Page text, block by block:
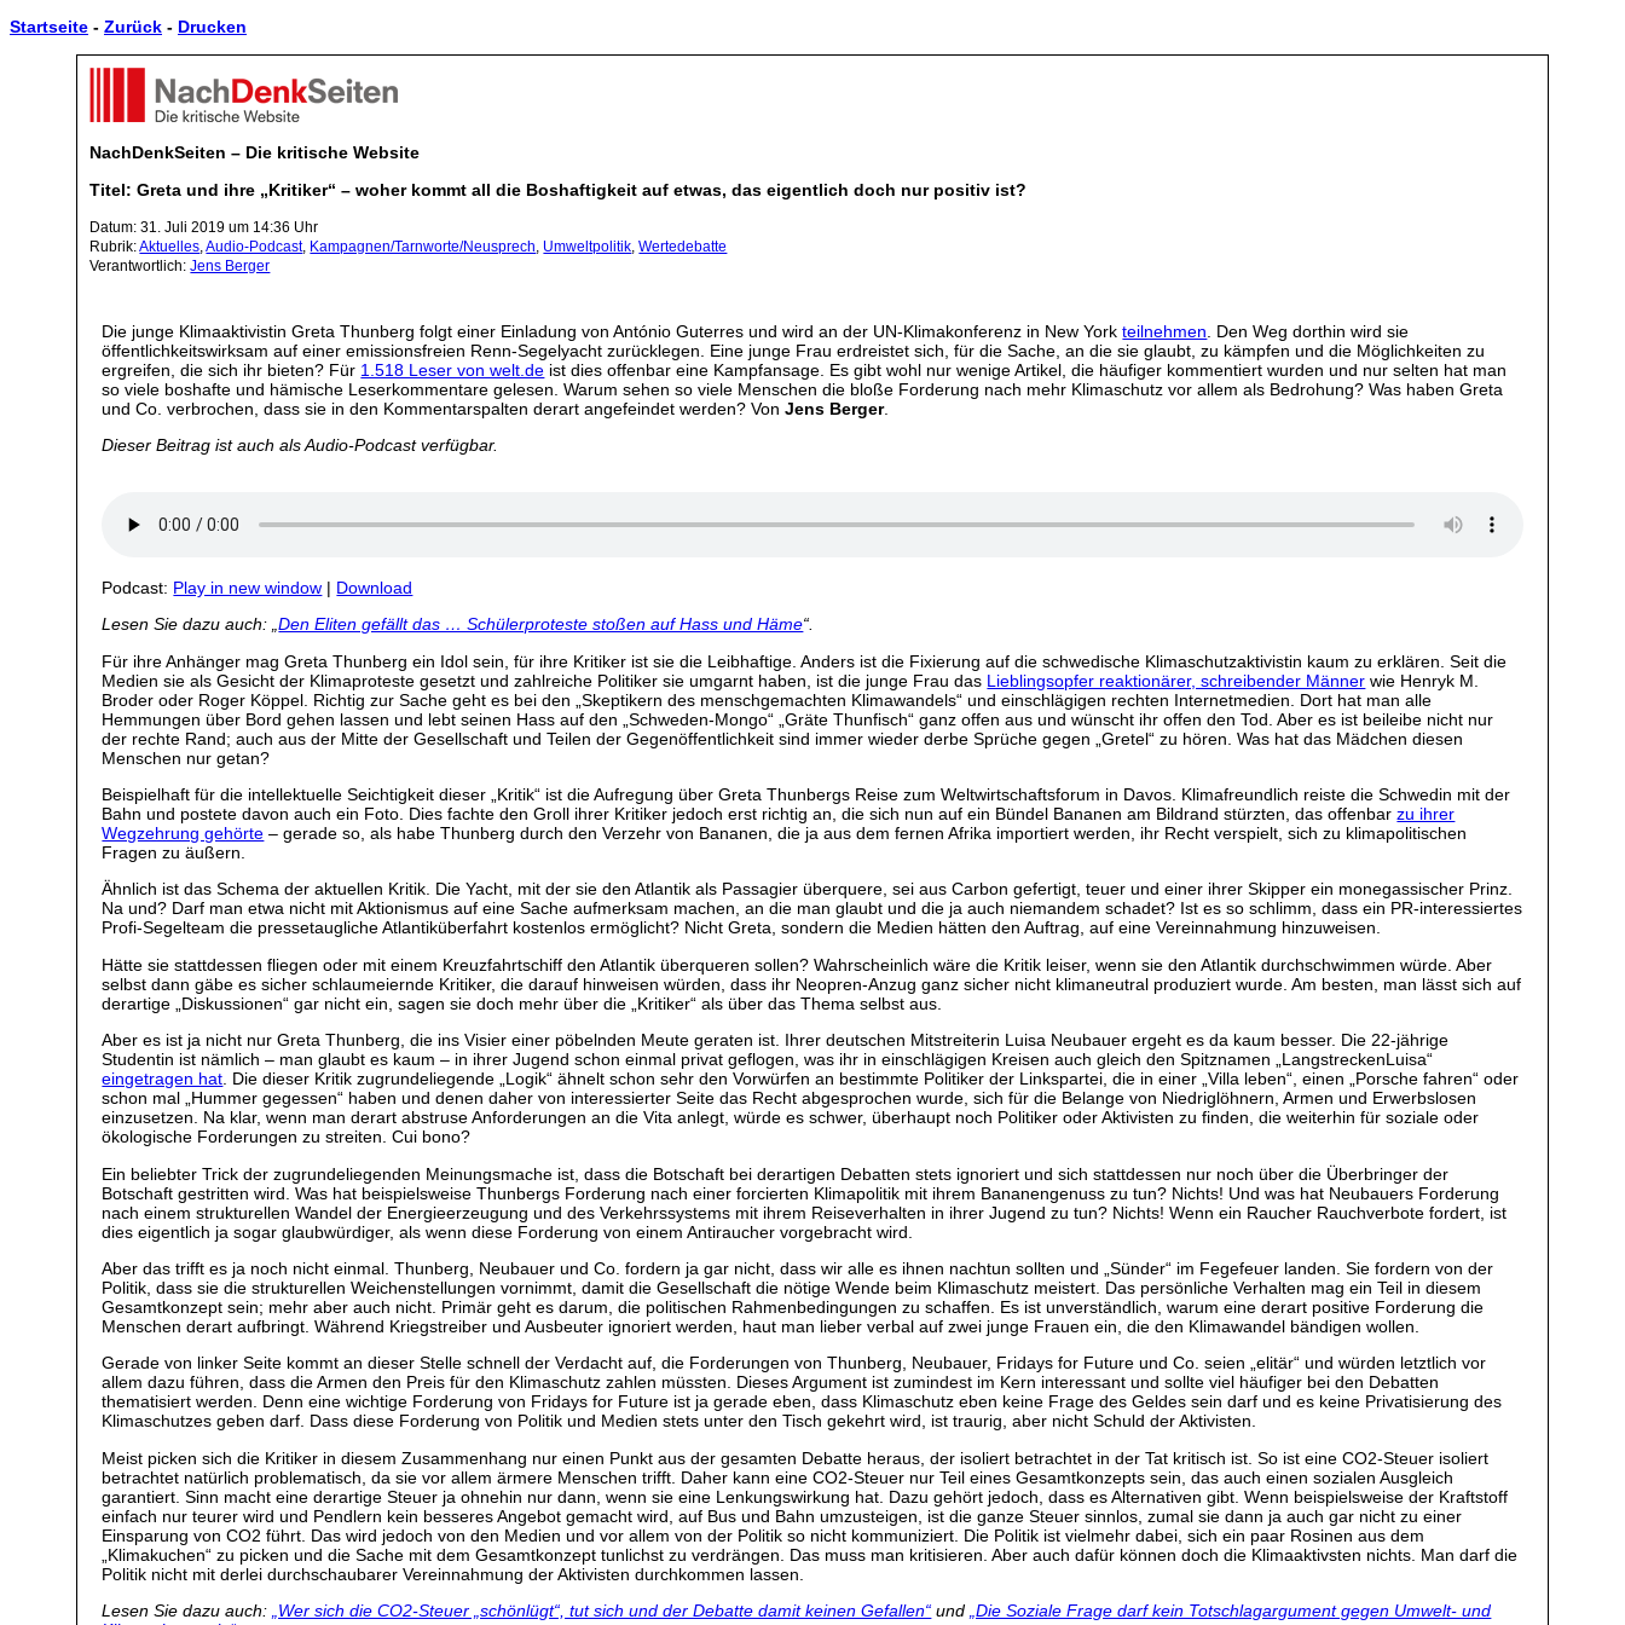
Startseite - Zurück - Drucken
NachDenkSeiten – Die kritische Website
Titel: Greta und ihre „Kritiker“ – woher kommt all die Boshaftigkeit auf etwas, das eigentlich doch nur positiv ist?
Datum: 31. Juli 2019 um 14:36 Uhr
Rubrik:Aktuelles,Audio-Podcast, Kampagnen/Tarnworte/Neusprech, Umweltpolitik,Wertedebatte
Verantwortlich:Jens Berger
Die junge Klimaaktivistin Greta Thunberg folgt einer Einladung von António Guterres und wird an der UN-Klimakonferenz in New Yorkteilnehmen . Den Weg dorthin wird sie
öffentlichkeitswirksam auf einer emissionsfreien Renn-Segelyacht zurücklegen. Eine junge Frau erdreistet sich, für die Sache, an die sie glaubt, zu kämpfen und die Möglichkeiten zu
ergreifen, die sich ihr bieten? Für 1.518 Leser von welt.de ist dies offenbar eine Kampfansage. Es gibt wohl nur wenige Artikel, die häufiger kommentiert wurden und nur selten hat man
so viele boshafte und hämische Leserkommentare gelesen. Warum sehen so viele Menschen die bloße Forderung nach mehr Klimaschutz vor allem als Bedrohung? Was haben Greta
und Co. verbrochen, dass sie in den Kommentarspalten derart angefeindet werden? VonJens Berger.
Dieser Beitrag ist auch als Audio-Podcast verfügbar.
Podcast: Play in new window | Download
Lesen Sie dazu auch: „Den Eliten gefällt das … Schülerproteste stoßen auf Hass und Häme“.
Für ihre Anhänger mag Greta Thunberg ein Idol sein, für ihre Kritiker ist sie die Leibhaftige. Anders ist die Fixierung auf die schwedische Klimaschutzaktivistin kaum zu erklären. Seit die
Medien sie als Gesicht der Klimaproteste gesetzt und zahlreiche Politiker sie umgarnt haben, ist die junge Frau das Lieblingsopfer reaktionärer, schreibender Männer wie Henryk M.
Broder oder Roger Köppel. Richtig zur Sache geht es bei den „Skeptikern des menschgemachten Klimawandels“ und einschlägigen rechten Internetmedien. Dort hat man alle
Hemmungen über Bord gehen lassen und lebt seinen Hass auf den „Schweden-Mongo“ „Gräte Thunfisch“ ganz offen aus und wünscht ihr offen den Tod. Aber es ist beileibe nicht nur
der rechte Rand; auch aus der Mitte der Gesellschaft und Teilen der Gegenöffentlichkeit sind immer wieder derbe Sprüche gegen „Gretel“ zu hören. Was hat das Mädchen diesen
Menschen nur getan?
Beispielhaft für die intellektuelle Seichtigkeit dieser „Kritik“ ist die Aufregung über Greta Thunbergs Reise zum Weltwirtschaftsforum in Davos. Klimafreundlich reiste die Schwedin mit der
Bahn und postete davon auch ein Foto. Dies fachte den Groll ihrer Kritiker jedoch erst richtig an, die sich nun auf ein Bündel Bananen am Bildrand stürzten, das offenbarzu ihrer
Wegzehrung gehörte – gerade so, als habe Thunberg durch den Verzehr von Bananen, die ja aus dem fernen Afrika importiert werden, ihr Recht verspielt, sich zu klimapolitischen
Fragen zu äußern.
Ähnlich ist das Schema der aktuellen Kritik. Die Yacht, mit der sie den Atlantik als Passagier überquere, sei aus Carbon gefertigt, teuer und einer ihrer Skipper ein monegassischer Prinz.
Na und? Darf man etwa nicht mit Aktionismus auf eine Sache aufmerksam machen, an die man glaubt und die ja auch niemandem schadet? Ist es so schlimm, dass ein PR-interessiertes
Profi-Segelteam die pressetaugliche Atlantiküberfahrt kostenlos ermöglicht? Nicht Greta, sondern die Medien hätten den Auftrag, auf eine Vereinnahmung hinzuweisen.
Hätte sie stattdessen fliegen oder mit einem Kreuzfahrtschiff den Atlantik überqueren sollen? Wahrscheinlich wäre die Kritik leiser, wenn sie den Atlantik durchschwimmen würde. Aber
selbst dann gäbe es sicher schlaumeiernde Kritiker, die darauf hinweisen würden, dass ihr Neopren-Anzug ganz sicher nicht klimaneutral produziert wurde. Am besten, man lässt sich auf
derartige „Diskussionen“ gar nicht ein, sagen sie doch mehr über die „Kritiker“ als über das Thema selbst aus.
Aber es ist ja nicht nur Greta Thunberg, die ins Visier einer pöbelnden Meute geraten ist. Ihrer deutschen Mitstreiterin Luisa Neubauer ergeht es da kaum besser. Die 22-jährige
Studentin ist nämlich – man glaubt es kaum – in ihrer Jugend schon einmal privat geflogen, was ihr in einschlägigen Kreisen auch gleich den Spitznamen „LangstreckenLuisa“
eingetragen hat. Die dieser Kritik zugrundeliegende „Logik“ ähnelt schon sehr den Vorwürfen an bestimmte Politiker der Linkspartei, die in einer „Villa leben“, einen „Porsche fahren“ oder
schon mal „Hummer gegessen“ haben und denen daher von interessierter Seite das Recht abgesprochen wurde, sich für die Belange von Niedriglöhnern, Armen und Erwerbslosen
einzusetzen. Na klar, wenn man derart abstruse Anforderungen an die Vita anlegt, würde es schwer, überhaupt noch Politiker oder Aktivisten zu finden, die weiterhin für soziale oder
ökologische Forderungen zu streiten. Cui bono?
Ein beliebter Trick der zugrundeliegenden Meinungsmache ist, dass die Botschaft bei derartigen Debatten stets ignoriert und sich stattdessen nur noch über die Überbringer der
Botschaft gestritten wird. Was hat beispielsweise Thunbergs Forderung nach einer forcierten Klimapolitik mit ihrem Bananengenuss zu tun? Nichts! Und was hat Neubauers Forderung
nach einem strukturellen Wandel der Energieerzeugung und des Verkehrssystems mit ihrem Reiseverhalten in ihrer Jugend zu tun? Nichts! Wenn ein Raucher Rauchverbote fordert, ist
dies eigentlich ja sogar glaubwürdiger, als wenn diese Forderung von einem Antiraucher vorgebracht wird.
Aber das trifft es ja noch nicht einmal. Thunberg, Neubauer und Co. fordern ja gar nicht, dass wir alle es ihnen nachtun sollten und „Sünder“ im Fegefeuer landen. Sie fordern von der
Politik, dass sie die strukturellen Weichenstellungen vornimmt, damit die Gesellschaft die nötige Wende beim Klimaschutz meistert. Das persönliche Verhalten mag ein Teil in diesem
Gesamtkonzept sein; mehr aber auch nicht. Primär geht es darum, die politischen Rahmenbedingungen zu schaffen. Es ist unverständlich, warum eine derart positive Forderung die
Menschen derart aufbringt. Während Kriegstreiber und Ausbeuter ignoriert werden, haut man lieber verbal auf zwei junge Frauen ein, die den Klimawandel bändigen wollen.
Gerade von linker Seite kommt an dieser Stelle schnell der Verdacht auf, die Forderungen von Thunberg, Neubauer, Fridays for Future und Co. seien „elitär“ und würden letztlich vor
allem dazu führen, dass die Armen den Preis für den Klimaschutz zahlen müssten. Dieses Argument ist zumindest im Kern interessant und sollte viel häufiger bei den Debatten
thematisiert werden. Denn eine wichtige Forderung von Fridays for Future ist ja gerade eben, dass Klimaschutz eben keine Frage des Geldes sein darf und es keine Privatisierung des
Klimaschutzes geben darf. Dass diese Forderung von Politik und Medien stets unter den Tisch gekehrt wird, ist traurig, aber nicht Schuld der Aktivisten.
Meist picken sich die Kritiker in diesem Zusammenhang nur einen Punkt aus der gesamten Debatte heraus, der isoliert betrachtet in der Tat kritisch ist. So ist eine CO2-Steuer isoliert
betrachtet natürlich problematisch, da sie vor allem ärmere Menschen trifft. Daher kann eine CO2-Steuer nur Teil eines Gesamtkonzepts sein, das auch einen sozialen Ausgleich
garantiert. Sinn macht eine derartige Steuer ja ohnehin nur dann, wenn sie eine Lenkungswirkung hat. Dazu gehört jedoch, dass es Alternativen gibt. Wenn beispielsweise der Kraftstoff
einfach nur teurer wird und Pendlern kein besseres Angebot gemacht wird, auf Bus und Bahn umzusteigen, ist die ganze Steuer sinnlos, zumal sie dann ja auch gar nicht zu einer
Einsparung von CO2 führt. Das wird jedoch von den Medien und vor allem von der Politik so nicht kommuniziert. Die Politik ist vielmehr dabei, sich ein paar Rosinen aus dem
„Klimakuchen“ zu picken und die Sache mit dem Gesamtkonzept tunlichst zu verdrängen. Das muss man kritisieren. Aber auch dafür können doch die Klimaaktivsten nichts. Man darf die
Politik nicht mit derlei durchschaubarer Vereinnahmung der Aktivisten durchkommen lassen.
Lesen Sie dazu auch:„Wer sich die CO2-Steuer „schönlügt“, tut sich und der Debatte damit keinen Gefallen“ und„Die Soziale Frage darf kein Totschlagargument gegen Umwelt- und